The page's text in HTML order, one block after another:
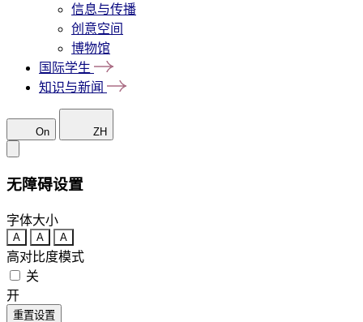
信息与传播
创意空间
博物馆
国际学生
知识与新闻
On ZH
无障碍设置
字体大小
A A A
高对比度模式
关
开
重置设置